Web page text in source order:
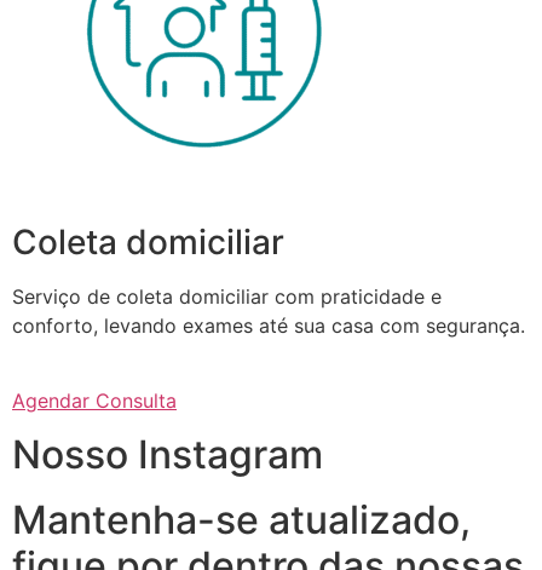
Coleta domiciliar
Serviço de coleta domiciliar com praticidade e
conforto, levando exames até sua casa com segurança.
Agendar Consulta
Nosso Instagram
Mantenha-se atualizado,